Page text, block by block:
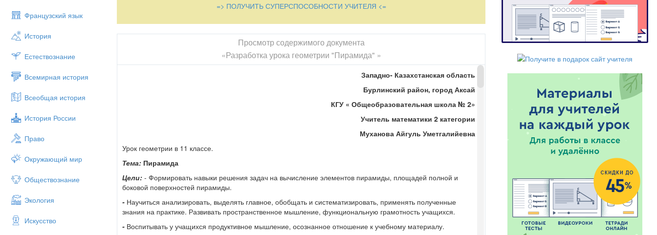
Французский язык
История
Естествознание
Всемирная история
Всеобщая история
История России
Право
Окружающий мир
Обществознание
Экология
Искусство
мультимедийный проектор.
Организационный момент.
Проверка домашнего задания.
Ход урока
Организационный момент.
Учитель приветствует учащихся, отмечает отсутствующих, записывает на доске, а учащиеся в тетрадях дату
урока, классная работа.
- Ребята, мне хотелось бы начать урок с притчи. Однажды древнегреческий философ Сократ, окруженный
учениками, поднимался к храму. Навстречу им спускалась известная афинская гетера. «Вот ты гордишься
тебя и пойдут вслед за мной». Мудрец же ответил так: «Да, но ты зовешь их вниз, в теплую веселую долину, а я
=> ПОЛУЧИТЬ СУПЕРСПОСОБНОСТИ УЧИТЕЛЯ <=
Просмотр содержимого документа
«Разработка урока геометрии "Пирамида" »
Западно- Казахстанская область
Бурлинский район, город Аксай
КГУ « Общеобразовательная школа № 2»
Учитель математики 2 категории
Муханова Айгуль Уметгалийевна
Урок геометрии в 11 классе.
Тема: Пирамида
Цели: - Формировать навыки решения задач на вычисление элементов пирамиды, площадей полной и
боковой поверхностей пирамиды.
- Научиться анализировать, выделять главное, обобщать и систематизировать, применять полученные
знания на практике. Развивать пространственное мышление, функциональную грамотность учащихся.
- Воспитывать у учащихся продуктивное мышление, осознанное отношение к учебному материалу.